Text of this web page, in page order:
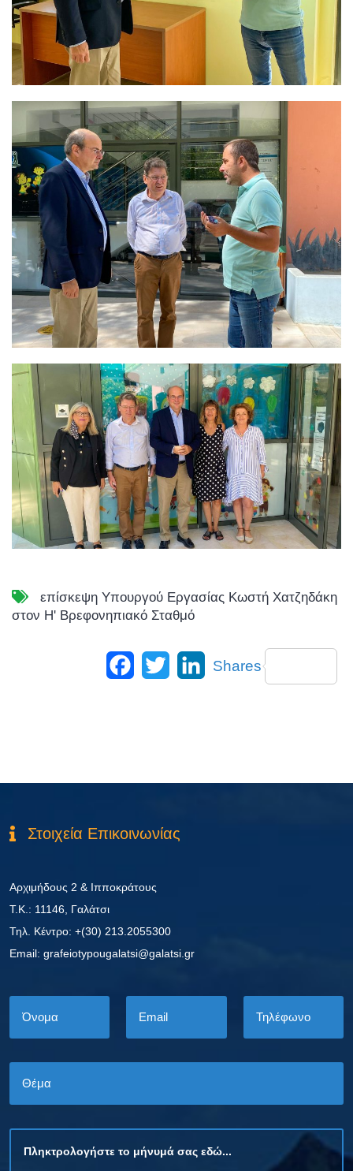
επίσκεψη Υπουργού Εργασίας Κωστή Χατζηδάκη
στον Η' Βρεφονηπιακό Σταθμό
Facebook
Twitter LinkedIn
Shares
Στοιχεία Επικοινωνίας
Αρχιμήδους 2 & Ιπποκράτους
Τ.Κ.: 11146, Γαλάτσι
Τηλ. Κέντρο: +(30) 213.2055300
Εmail: grafeiotypougalatsi@galatsi.gr